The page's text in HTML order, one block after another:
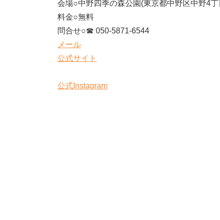
会場○中野四季の森公園(東京都中野区中野4
料金○無料
問合せ○☎ 050-5871-6544
メール
公式サイト
公式Instagram